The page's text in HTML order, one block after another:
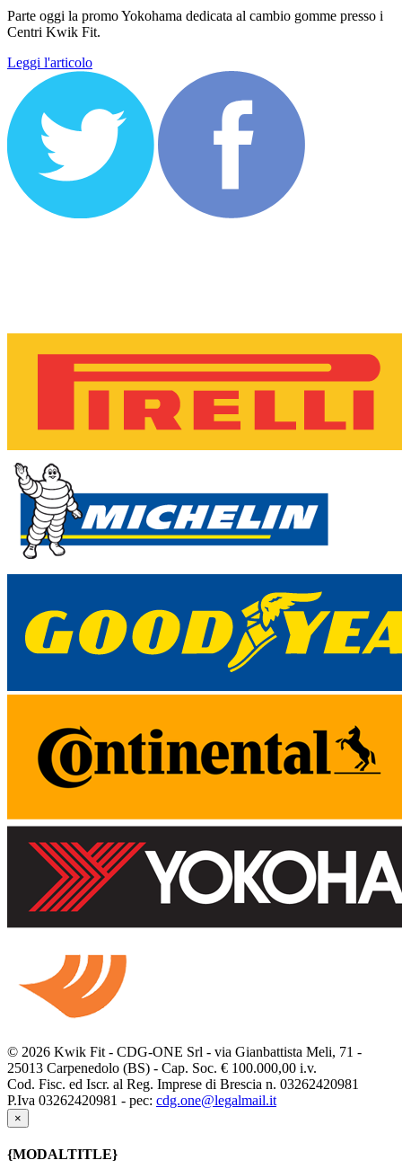
Parte oggi la promo Yokohama dedicata al cambio gomme presso i
Centri Kwik Fit.
Leggi l'articolo
© 2026 Kwik Fit - CDG-ONE Srl - via Gianbattista Meli, 71 -
25013 Carpenedolo (BS) - Cap. Soc. € 100.000,00 i.v.
Cod. Fisc. ed Iscr. al Reg. Imprese di Brescia n. 03262420981
P.Iva 03262420981 - pec: cdg.one@legalmail.it
×
{MODALTITLE}